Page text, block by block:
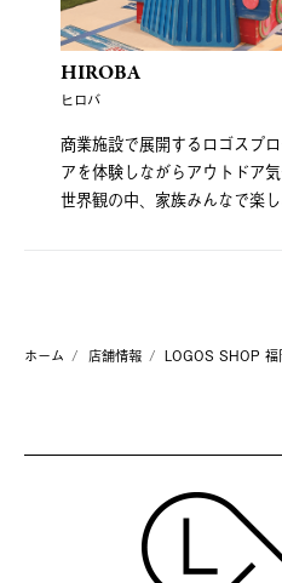
HIROBA
ヒロバ
商業施設で展開するロゴスプ
アを体験しながらアウトドア
世界観の中、家族みんなで楽し
ホーム 店舗情報 LOGOS SHOP 福